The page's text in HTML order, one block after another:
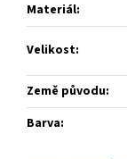
Materiál:
Velikost:
Země původu:
Barva: